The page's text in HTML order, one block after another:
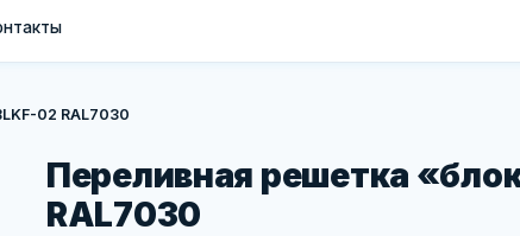
02 RAL7030
Переливная решетка
RAL7030